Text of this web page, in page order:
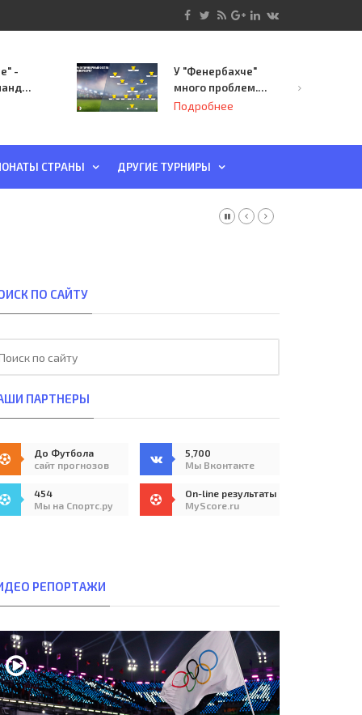
-
У "Фенербахче"
много проблем.
Но он опасен для
Подробнее
СТРАНЫ ДРУГИЕ ТУРНИРЫ
ПО САЙТУ
ПАРТНЕРЫ
До Футбола
сайт прогнозов
5,700
Мы Вконтакте
454
Мы на Спортс.ру
On-line результаты
MyScore.ru
РЕПОРТАЖИ